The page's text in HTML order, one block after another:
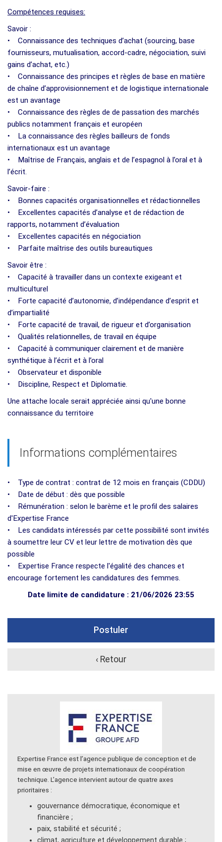
Compétences requises:
Savoir :
• Connaissance des techniques d’achat (sourcing, base
fournisseurs, mutualisation, accord-cadre, négociation, suivi
gains d’achat, etc.)
• Connaissance des principes et règles de base en matière
de chaîne d’approvisionnement et de logistique internationale
est un avantage
• Connaissance des règles de de passation des marchés
publics notamment français et européen
• La connaissance des règles bailleurs de fonds
internationaux est un avantage
• Maîtrise de Français, anglais et de l’espagnol à l’oral et à
l’écrit.
Savoir-faire :
• Bonnes capacités organisationnelles et rédactionnelles
• Excellentes capacités d’analyse et de rédaction de
rapports, notamment d’évaluation
• Excellentes capacités en négociation
• Parfaite maîtrise des outils bureautiques
Savoir être :
• Capacité à travailler dans un contexte exigeant et
multiculturel
• Forte capacité d’autonomie, d’indépendance d’esprit et
d’impartialité
• Forte capacité de travail, de rigueur et d’organisation
• Qualités relationnelles, de travail en équipe
• Capacité à communiquer clairement et de manière
synthétique à l’écrit et à l’oral
• Observateur et disponible
• Discipline, Respect et Diplomatie.
Une attache locale serait appréciée ainsi qu'une bonne
connaissance du territoire
Informations complémentaires
• Type de contrat : contrat de 12 mois en français (CDDU)
• Date de début : dès que possible
• Rémunération : selon le barème et le profil des salaires
d'Expertise France
• Les candidats intéressés par cette possibilité sont invités
à soumettre leur CV et leur lettre de motivation dès que
possible
• Expertise France respecte l'égalité des chances et
encourage fortement les candidatures des femmes.
Date limite de candidature : 21/06/2026 23:55
Postuler
‹ Retour
Expertise France est l’agence publique de conception et de
mise en œuvre de projets internationaux de coopération
technique. L’agence intervient autour de quatre axes
prioritaires :
gouvernance démocratique, économique et
financière ;
paix, stabilité et sécurité ;
climat, agriculture et développement durable ;